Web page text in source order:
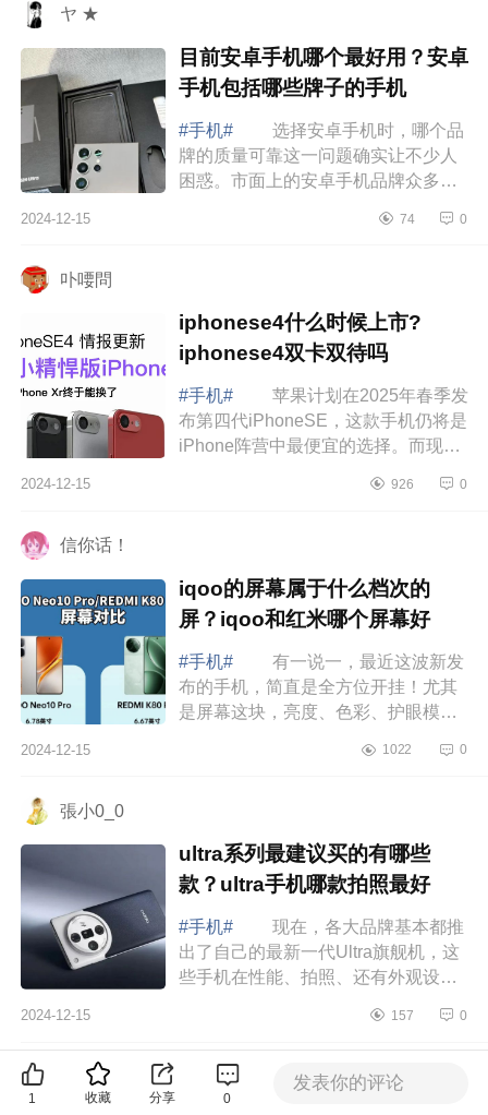
ヤ ★
目前安卓手机哪个最好用？安卓
手机包括哪些牌子的手机
#手机#
选择安卓手机时，哪个品
牌的质量可靠这一问题确实让不少人
困惑。市面上的安卓手机品牌众多，
学，有些则在性能优化上不遗余力。
2024-12-15 74 0
卟喓問
iphonese4什么时候上市?
iphonese4双卡双待吗
#手机#
苹果计划在2025年春季发
布第四代iPhoneSE，这款手机仍将是
iPhone阵营中最便宜的选择。而现
进一步爆料。下面小编为大家介绍下
2024-12-15 926 0
信你话！
iqoo的屏幕属于什么档次的
屏？iqoo和红米哪个屏幕好
#手机#
有一说一，最近这波新发
布的手机，简直是全方位开挂！尤其
是屏幕这块，亮度、色彩、护眼模
编为大家介绍下iqoo的屏幕属于什么
2024-12-15 1022 0
張小0_0
ultra系列最建议买的有哪些
款？ultra手机哪款拍照最好
#手机#
现在，各大品牌基本都推
出了自己的最新一代Ultra旗舰机，这
些手机在性能、拍照、还有外观设计
厉害的技术和最新奇的创意都打包进
去了，...
2024-12-15 157 0
a person※
1 收藏 分享 0
发表你的评论